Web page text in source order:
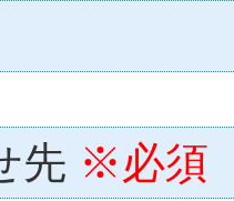
先 ※必須